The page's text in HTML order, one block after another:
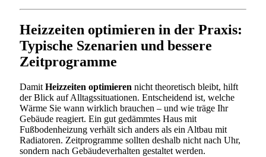
Heizzeiten optimieren in der Praxis:
Typische Szenarien und bessere
Zeitprogramme
Damit Heizzeiten optimieren nicht theoretisch bleibt, hilft
der Blick auf Alltagssituationen. Entscheidend ist, welche
Wärme Sie wann wirklich brauchen – und wie träge Ihr
Gebäude reagiert. Ein gut gedämmtes Haus mit
Fußbodenheizung verhält sich anders als ein Altbau mit
Radiatoren. Zeitprogramme sollten deshalb nicht nach Uhr,
sondern nach Gebäudeverhalten gestaltet werden.